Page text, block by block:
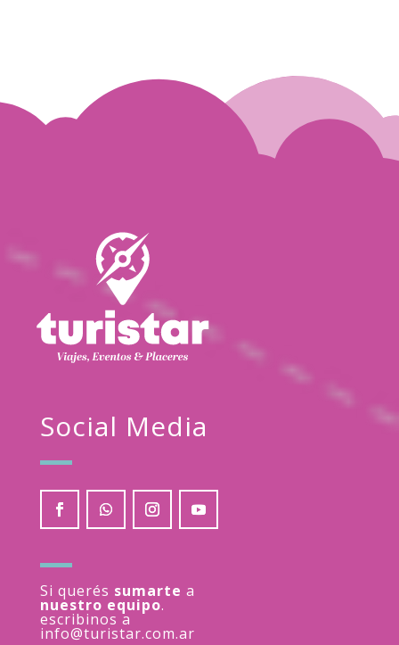
Social Media
Si querés sumarte a
nuestro equipo.
escribinos a
info@turistar.com.ar